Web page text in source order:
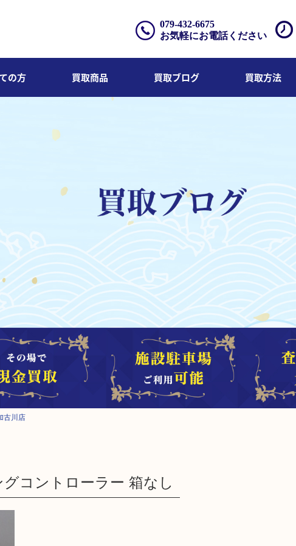
079-432-6675
お気軽にお電話ください
の方 買取商品 買取ブログ 買取方法
古川店
コントローラー 箱なし